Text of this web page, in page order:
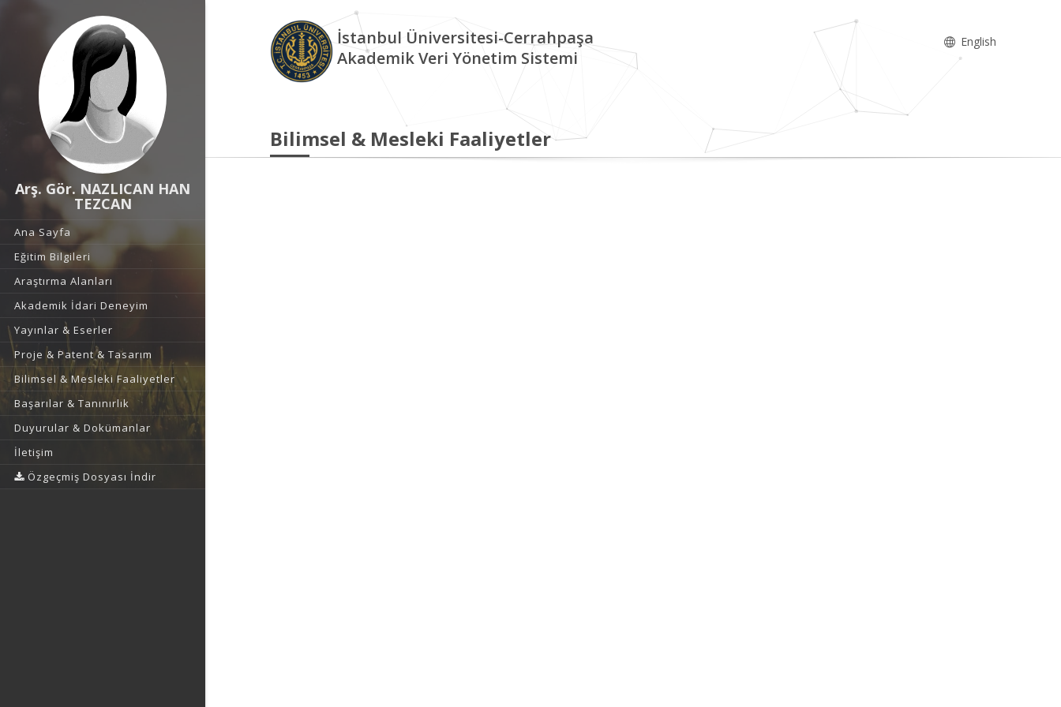
Arş. Gör. NAZLICAN HAN
TEZCAN
Ana Sayfa
Eğitim Bilgileri
Araştırma Alanları
Akademik İdari Deneyim
Yayınlar & Eserler
Proje & Patent & Tasarım
Bilimsel & Mesleki Faaliyetler
Başarılar & Tanınırlık
Duyurular & Dokümanlar
İletişim
Özgeçmiş Dosyası İndir
İstanbul Üniversitesi-Cerrahpaşa
Akademik Veri Yönetim Sistemi
English
Bilimsel & Mesleki Faaliyetler